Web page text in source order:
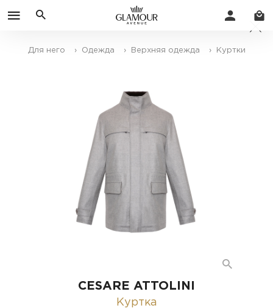
Для него › Одежда › Верхняя одежда › Куртки
CESARE ATTOLINI
Куртка